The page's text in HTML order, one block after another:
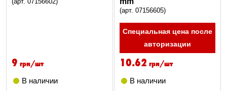
9 грн/шт
В наличии
(арт. 07156605)
Специальная цена после
авторизации
10.62 грн/шт
В наличии